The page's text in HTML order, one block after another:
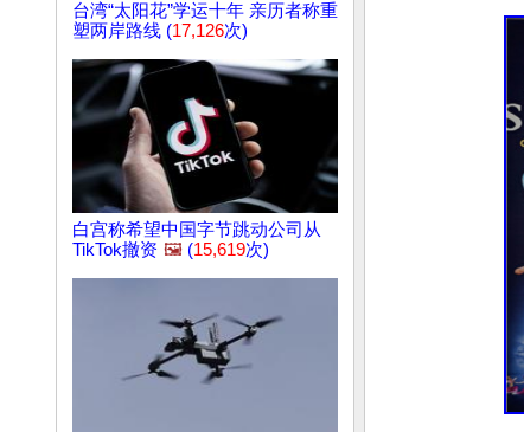
台湾“太阳花”学运十年 亲历者称重
塑两岸路线 (17,126次)
白宫称希望中国字节跳动公司从
TikTok撤资 🖼️ (15,619次)